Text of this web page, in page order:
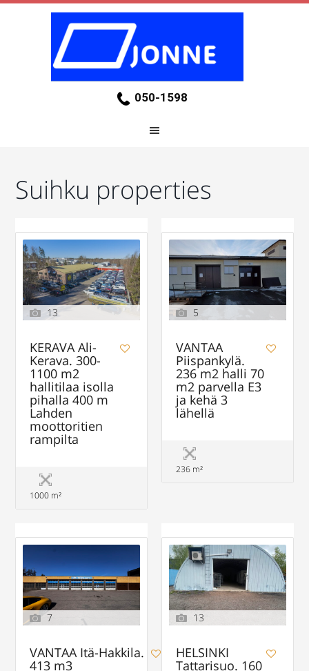
050-1598
Suihku properties
13
KERAVA Ali-
Kerava. 300-
1100 m2
hallitilaa isolla
pihalla 400 m
Lahden
moottoritien
rampilta
1000 m²
5
VANTAA
Piispankylä.
236 m2 halli 70
m2 parvella E3
ja kehä 3
lähellä
236 m²
7
VANTAA Itä-Hakkila.
413 m3
13
HELSINKI
Tattarisuo. 160